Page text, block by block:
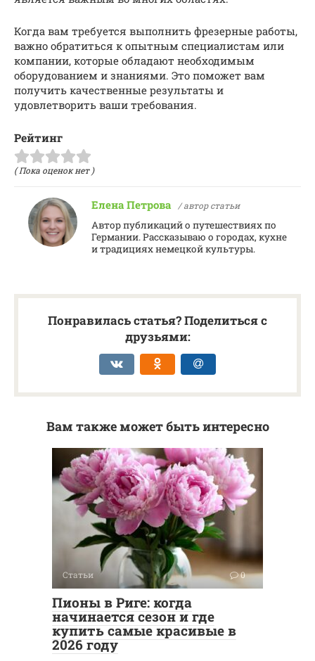
Когда вам требуется выполнить фрезерные работы,
важно обратиться к опытным специалистам или
компании, которые обладают необходимым
оборудованием и знаниями. Это поможет вам
получить качественные результаты и
удовлетворить ваши требования.
Рейтинг
( Пока оценок нет )
Елена Петрова / автор статьи
Автор публикаций о путешествиях по
Германии. Рассказываю о городах, кухне
и традициях немецкой культуры.
Понравилась статья? Поделиться с
друзьями:
Вам также может быть интересно
Статьи 0
Пионы в Риге: когда
начинается сезон и где
купить самые красивые в
2026 году